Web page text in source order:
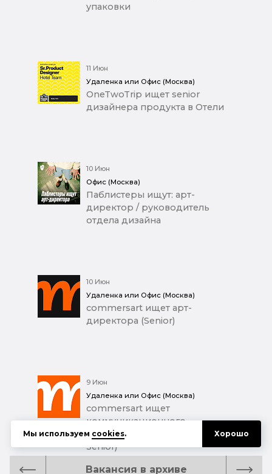
Вакансия в архиве
упаковки
11 Июн
Удаленка или Офис (Москва)
OneTwoTrip ищет senior
дизайнера продукта в Отели
10 Июн
Офис (Москва)
Паблистеры ищут: арт-
директор / руководитель
отдела дизайна
10 Июн
Удаленка или Офис (Москва)
commersart ищет арт-
директора (Senior)
9 Июн
Удаленка или Офис (Москва)
commersart ищет
коммуникационного
дизайнера (Middle+ / Junior
Senior)
Мы используем cookies. Хорошо